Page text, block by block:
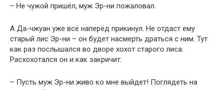
– Не чужой пришёл, муж Эр-ни пожаловал.
А Да-чжуан уже всё наперёд прикинул. Не отдаст ему
старый лис Эр-ни – он будет насмерть драться с ним. Тут
как раз послышался во дворе хохот старого лиса.
Расхохотался он и как закричит:
– Пусть муж Эр-ни живо ко мне выйдет! Поглядеть на